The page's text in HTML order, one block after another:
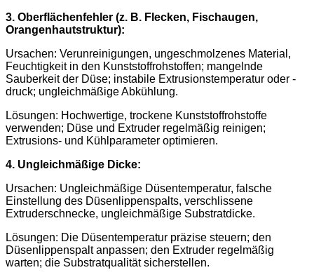
3. Oberflächenfehler (z. B. Flecken, Fischaugen,
Orangenhautstruktur):
Ursachen: Verunreinigungen, ungeschmolzenes Material,
Feuchtigkeit in den Kunststoffrohstoffen; mangelnde
Sauberkeit der Düse; instabile Extrusionstemperatur oder -
druck; ungleichmäßige Abkühlung.
Lösungen: Hochwertige, trockene Kunststoffrohstoffe
verwenden; Düse und Extruder regelmäßig reinigen;
Extrusions- und Kühlparameter optimieren.
4. Ungleichmäßige Dicke:
Ursachen: Ungleichmäßige Düsentemperatur, falsche
Einstellung des Düsenlippenspalts, verschlissene
Extruderschnecke, ungleichmäßige Substratdicke.
Lösungen: Die Düsentemperatur präzise steuern; den
Düsenlippenspalt anpassen; den Extruder regelmäßig
warten; die Substratqualität sicherstellen.